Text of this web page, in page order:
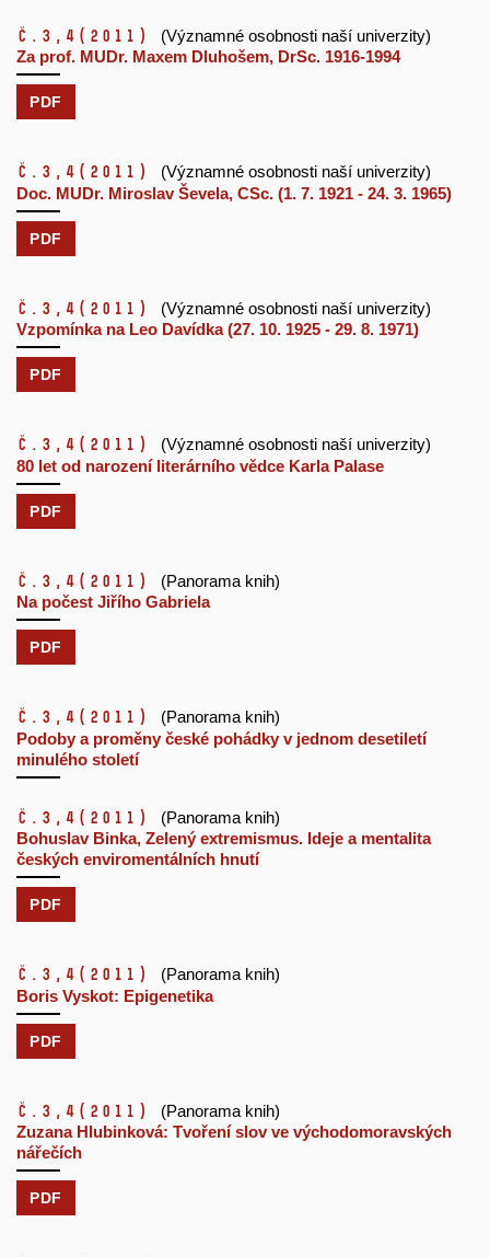
č.3,4 (2011)
(Významné osobnosti naší univerzity)
Za prof. MUDr. Maxem Dluhošem, DrSc. 1916-1994
PDF
č.3,4 (2011)
(Významné osobnosti naší univerzity)
Doc. MUDr. Miroslav Ševela, CSc. (1. 7. 1921 - 24. 3. 1965)
PDF
č.3,4 (2011)
(Významné osobnosti naší univerzity)
Vzpomínka na Leo Davídka (27. 10. 1925 - 29. 8. 1971)
PDF
č.3,4 (2011)
(Významné osobnosti naší univerzity)
80 let od narození literárního vědce Karla Palase
PDF
č.3,4 (2011)
(Panorama knih)
Na počest Jiřího Gabriela
PDF
č.3,4 (2011)
(Panorama knih)
Podoby a proměny české pohádky v jednom desetiletí
minulého století
č.3,4 (2011)
(Panorama knih)
Bohuslav Binka, Zelený extremismus. Ideje a mentalita
českých enviromentálních hnutí
PDF
č.3,4 (2011)
(Panorama knih)
Boris Vyskot: Epigenetika
PDF
č.3,4 (2011)
(Panorama knih)
Zuzana Hlubinková: Tvoření slov ve východomoravských
nářečích
PDF